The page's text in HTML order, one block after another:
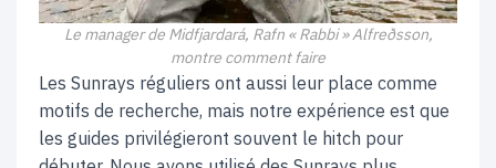
Le manager de Midfjardará, Rafn « Rabbi » Alfreðsson,
montre comment faire
Les Sunrays réguliers ont aussi leur place comme
motifs de recherche, mais notre expérience est que
les guides privilégieront souvent le hitch pour